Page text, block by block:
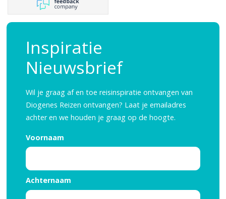
Inspiratie
Nieuwsbrief
Wil je graag af en toe reisinspiratie ontvangen van
Diogenes Reizen ontvangen? Laat je emailadres
achter en we houden je graag op de hoogte.
Voornaam
Achternaam